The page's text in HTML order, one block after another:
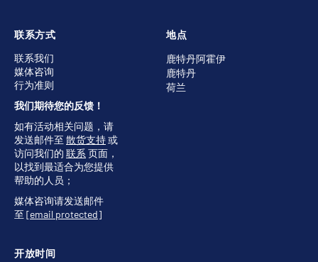
地点
鹿特丹阿霍伊
鹿特丹
荷兰
开放时间
联系方式
联系我们
媒体咨询
行为准则
我们期待您的反馈！
如有活动相关问题，请
发送邮件至 散货支持或
访问我们的 联系 页面，
以找到最适合为您提供
帮助的人员；
媒体咨询请发送邮件
至 [email protected]